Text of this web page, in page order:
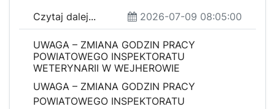
Czytaj dalej...
2026-07-09 08:05:00
UWAGA – ZMIANA GODZIN PRACY
POWIATOWEGO INSPEKTORATU
WETERYNARII W WEJHEROWIE
UWAGA – ZMIANA GODZIN PRACY
POWIATOWEGO INSPEKTORATU